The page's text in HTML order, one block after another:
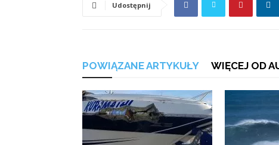
Udostępnij
POWIĄZANE ARTYKUŁY WIĘCEJ OD